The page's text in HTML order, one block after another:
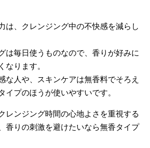
は、クレンジング中の不快感を減らし
は毎日使うものなので、香りが好みに
なります。
な人や、スキンケアは無香料でそろえ
イプのほうが使いやすいです。
レンジング時間の心地よさを重視する
香りの刺激を避けたいなら無香タイプ